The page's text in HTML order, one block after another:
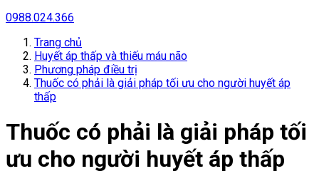
0988.024.366
Trang chủ
Huyết áp thấp và thiếu máu não
Phương pháp điều trị
Thuốc có phải là giải pháp tối ưu cho người huyết áp
thấp
Thuốc có phải là giải pháp tối
ưu cho người huyết áp thấp